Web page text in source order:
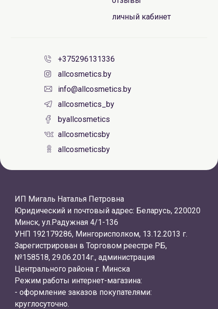
личный кабинет
+375296131336
allcosmetics.by
info@allcosmetics.by
allcosmetics_by
byallcosmetics
allcosmeticsby
allcosmeticsby
ИП Мигаль Наталья Петровна
Юридический и почтовый адрес: Беларусь, 220020
Минск, ул.Радужная 4/1-136
УНП 192179286, Мингорисполком, 13.12.2013 г.
Зарегистрирован в Торговом реестре РБ,
№158518, 29.06.2014г., администрация
Центрального района г. Минска
Режим работы интернет-магазина:
- оформление заказов покупателями:
круглосуточно.